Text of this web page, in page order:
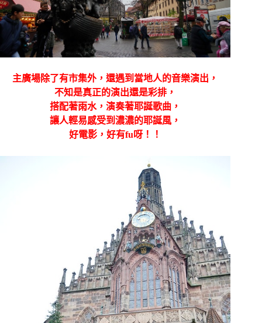
主廣場除了有市集外，還遇到當地人的音樂演出，
不知是真正的演出還是彩排，
搭配著雨水，演奏著耶誕歌曲，
讓人輕易感受到濃濃的耶誕風，
好電影，好有fu呀！！